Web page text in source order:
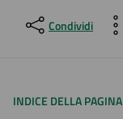
Condividi
INDICE DELLA PAGINA